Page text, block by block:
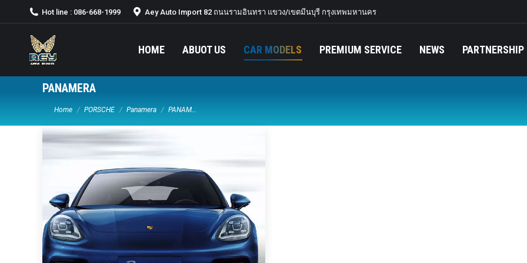
Hot line : 086-668-1999 Aey Auto Import 82 ถนนรามอินทรา แขวง/เขตมีนบุรี กรุงเทพมหานคร
HOME ABUOT US CAR MODELS PREMIUM SERVICE NEWS PARTNERSHIP
PANAMERA
Home PORSCHE Panamera PANAM…